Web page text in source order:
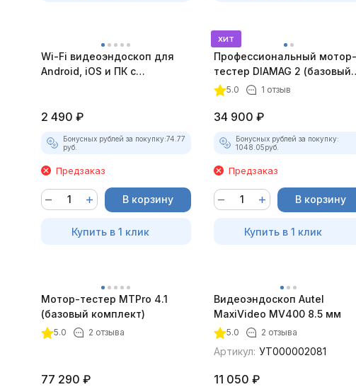
Wi-Fi видеоэндоскоп для
Android, iOS и ПК с
2 490 ₽
Бонусных рублей за покупку:74.77
руб.
Предзаказ
В корзину
Купить в 1 клик
хит
Профессиональный мотор-
тестер DIAMAG 2 (базовый
комплект)
5.0 1 отзыв
34 900 ₽
Бонусных рублей за покупку:
1048.05руб.
Предзаказ
В корзину
Купить в 1 клик
Мотор-тестер MTPro 4.1
(базовый комплект)
5.0 2 отзыва
77 290 ₽
Видеоэндоскоп Autel
MaxiVideo MV400 8.5 мм
5.0 2 отзыва
Артикул: УТ000002081
11 050 ₽